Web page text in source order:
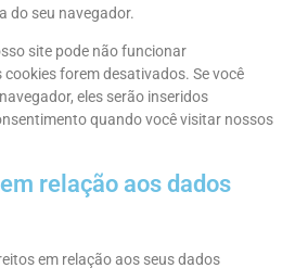
do seu navegador.
site pode não funcionar
forem desativados. Se você
eles serão inseridos
quando você visitar nossos
relação aos dados
em relação aos seus dados